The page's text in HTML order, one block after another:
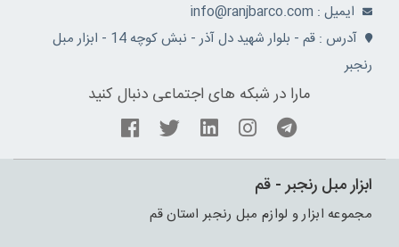
ايميل : info@ranjbarco.com
آدرس : قم - بلوار شهید دل آذر - نبش کوچه 14 - ابزار مبل
رنجبر
مارا در شبکه های اجتماعی دنبال کنید
ابزار مبل رنجبر - قم
مجموعه ابزار و لوازم مبل رنجبر استان قم